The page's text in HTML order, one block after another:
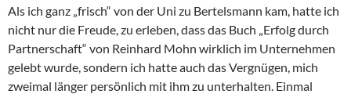
Als ich ganz „frisch“ von der Uni zu Bertelsmann kam, hatte ich
nicht nur die Freude, zu erleben, dass das Buch „Erfolg durch
Partnerschaft“ von Reinhard Mohn wirklich im Unternehmen
gelebt wurde, sondern ich hatte auch das Vergnügen, mich
zweimal länger persönlich mit ihm zu unterhalten. Einmal